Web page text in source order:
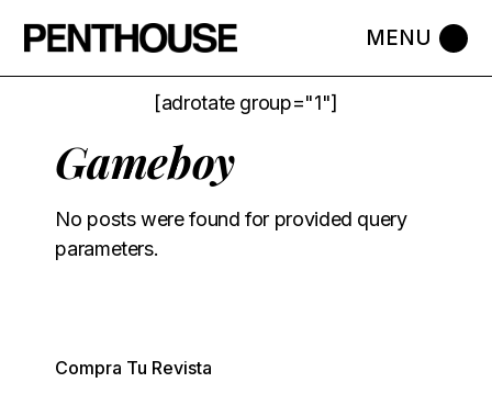
[adrotate group="1"]
Gameboy
No posts were found for provided query
parameters.
Compra Tu Revista